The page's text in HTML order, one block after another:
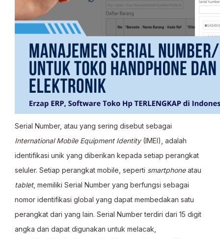
Serial Number, atau yang sering disebut sebagai
International Mobile Equipment Identity(IMEI), adalah
identifikasi unik yang diberikan kepada setiap perangkat
seluler. Setiap perangkat mobile, seperti smartphoneatau
tablet, memiliki Serial Number yang berfungsi sebagai
nomor identifikasi global yang dapat membedakan satu
perangkat dari yang lain. Serial Number terdiri dari 15 digit
angka dan dapat digunakan untuk melacak,